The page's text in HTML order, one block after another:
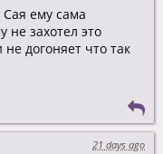
ему сама
не захотел это
догоняет что так
21 days ago